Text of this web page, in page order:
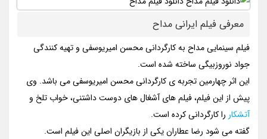
معرفی فیلم ایرانی مداح
فیلم سینمایی مداح به کارگردانی محسن امیریوسفی و تهیه کنندگی
جواد نوروزبیگی ساخته شده است.
این اثر چهارمین تجربه ی کارگردانی محسن امیریوسفی می باشد. وی
پیش از این فیلم، فیلم های آشغال های دوست داشتنی، خواب تلخ و
آتشکار را کارگردانی کرده است.
گفته می شود رضا عطاران یکی از بازیگران اصلی این فیلم است.